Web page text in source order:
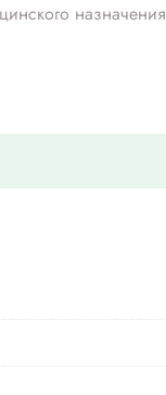
назначения